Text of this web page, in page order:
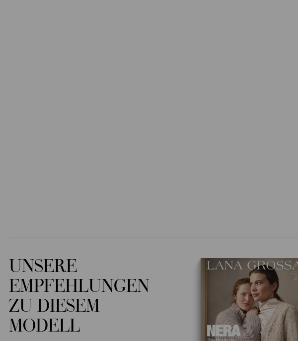
UNSERE
EMPFEHLUNGEN
ZU DIESEM
MODELL